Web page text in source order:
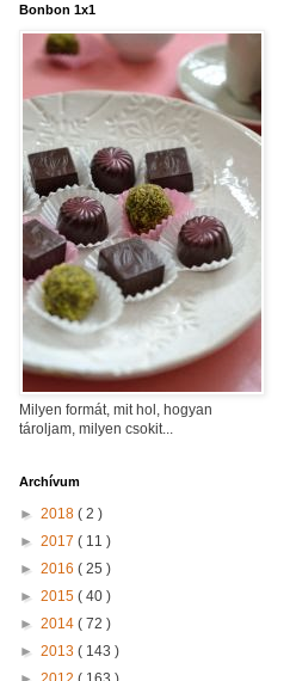
Bonbon 1x1
Milyen formát, mit hol, hogyan
tároljam, milyen csokit...
Archívum
► 2018 ( 2 )
► 2017 ( 11 )
► 2016 ( 25 )
► 2015 ( 40 )
► 2014 ( 72 )
► 2013 ( 143 )